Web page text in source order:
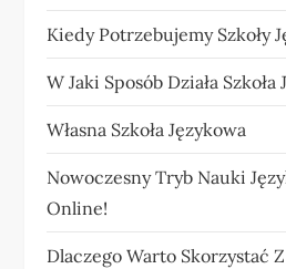
Kiedy Potrzebujemy Szkoły
W Jaki Sposób Działa Szkoła
Własna Szkoła Językowa
Nowoczesny Tryb Nauki
Online!
Dlaczego Warto Skorzystać